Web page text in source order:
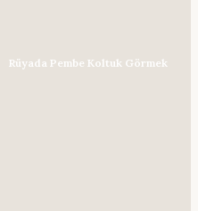
Rüyada Pembe Koltuk Görmek